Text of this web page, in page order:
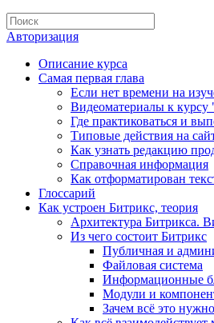
Авторизация
Описание курса
Самая первая глава
Если нет времени на
Видеоматериалы к
Где практиковаться и
Типовые действия на
Как узнать редакцию
Справочная информация
Как отформатирован
Глоссарий
Как устроен Битрикс, теория
Архитектура Битрикса.
Из чего состоит Битрикс
Публичная и
Файловая система
Информационные
Модули и
Зачем всё это нужно